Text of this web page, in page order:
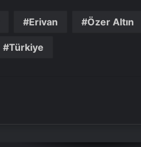
Erivan Özer Altın
Türkiye
Prens Selman, konuğu Donald